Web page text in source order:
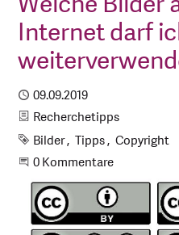
Internet darf
Publiziert
09.09.2019
Kategorie
Recherchetipps
Schlagworte
Bilder Tipps
Copyright
Beginne eine Unterhaltung
0 Kommentare